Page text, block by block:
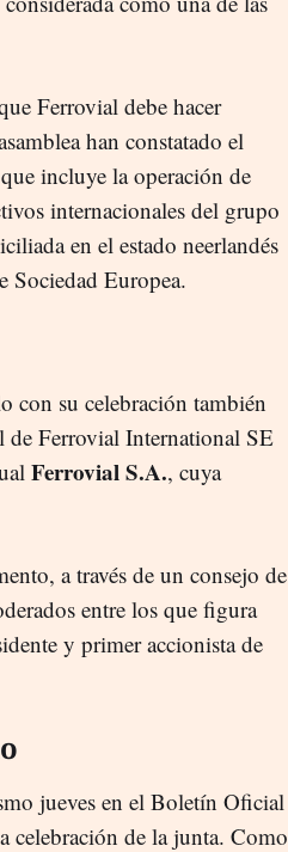
Ferrovial debe hacer
han constatado el
incluye la operación de
internacionales del grupo
en el estado neerlandés
Sociedad Europea.
con su celebración también
de Ferrovial International SE
Ferrovial S.A., cuya
a través de un consejo de
entre los que figura
y primer accionista de
jueves en el Boletín Oficial
celebración de la junta. Como